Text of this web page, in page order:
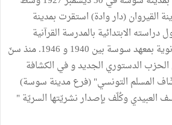
القيروان (دار وادة) استقرت بمدينة
القرن 18م. زاول دراسته الابتدائية بالمدرسة القرآنية
"التريكية" بسوسة ثمّ الثانوية بمعهد سوسة بين 1940 و 1946. منذ سنّ
الدستوري الجديد و في الكشافة
المسلم التونسي" (فرع مدينة سوسة)
العبيدي وكُلّف بإصدار نشريّتها السريّة "